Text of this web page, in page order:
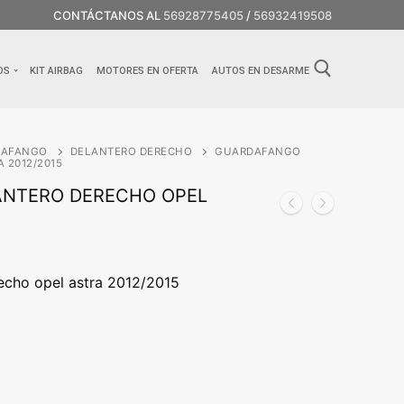
CONTÁCTANOS AL 56928775405 / 56932419508
KIT AIRBAG MOTORES EN OFERTA AUTOS EN DESARME
DELANTERO DERECHO
GUARDAFANGO
2012/2015
DERECHO OPEL
opel astra 2012/2015